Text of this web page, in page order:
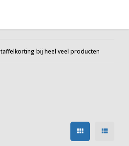
bij heel veel producten